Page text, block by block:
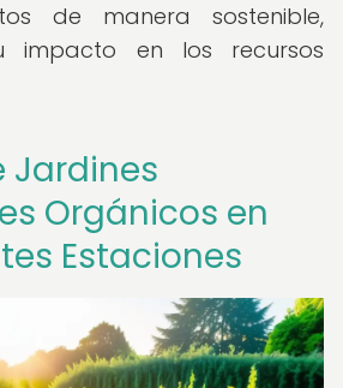
de manera sostenible,
impacto en los recursos
Jardines
Orgánicos en
Estaciones